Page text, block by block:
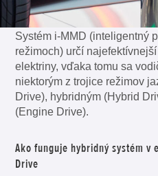
Systém i-MMD (inteligentný
režimoch) určí
elektriny, vďaka tomu sa
niektorým z trojice režimov
Drive), hybridným (Hybrid
(Engine Drive).
Ako funguje hybridný systém
Drive